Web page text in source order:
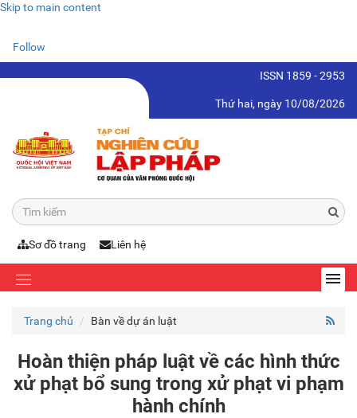
Skip to main content
Follow
ISSN 1859 - 2953
Thứ hai, ngày 10/08/2026
Sơ đồ trang Liên hệ
Trang chủ Bàn về dự án luật
Hoàn thiện pháp luật về các hình thức
xử phạt bổ sung trong xử phạt vi phạm
hành chính